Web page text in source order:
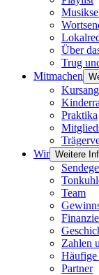
Über
Trug
Mitmachen
Praktika
Wir Weitere
Team
Zahlen
Häufige
Partner